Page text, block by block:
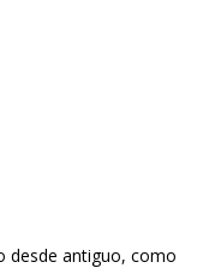
desde antiguo, como